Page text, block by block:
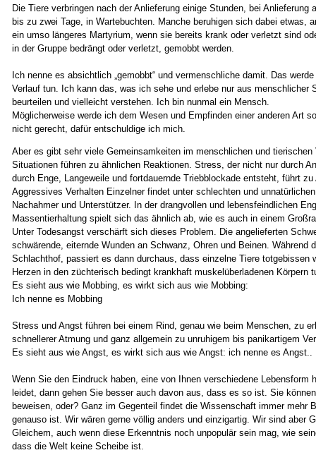
Die Tiere verbringen nach der Anlieferung einige Stunden, bei Anlieferung
bis zu zwei Tage, in Wartebuchten. Manche beruhigen sich dabei etwas,
ein umso längeres Martyrium, wenn sie bereits krank oder verletzt sind
in der Gruppe bedrängt oder verletzt, gemobbt werden.
Ich nenne es absichtlich „gemobbt“ und vermenschliche damit. Das
Verlauf tun. Ich kann das, was ich sehe und erlebe nur aus menschlicher
beurteilen und vielleicht verstehen. Ich bin nunmal ein Mensch.
Möglicherweise werde ich dem Wesen und Empfinden einer anderen Art
nicht gerecht, dafür entschuldige ich mich.
Aber es gibt sehr viele Gemeinsamkeiten im menschlichen und tierischen
Situationen führen zu ähnlichen Reaktionen. Stress, der nicht nur durch
durch Enge, Langeweile und fortdauernde Triebblockade entsteht, führt zu
Aggressives Verhalten Einzelner findet unter schlechten und
Nachahmer und Unterstützer. In der drangvollen und lebensfeindlichen
Massentierhaltung spielt sich das ähnlich ab, wie es auch in einem
Unter Todesangst verschärft sich dieses Problem. Die angelieferten
schwärende, eiternde Wunden an Schwanz, Ohren und Beinen. Während
Schlachthof, passiert es dann durchaus, dass einzelne Tiere totgebissen
Herzen in den züchterisch bedingt krankhaft muskelüberladenen Körpern
Es sieht aus wie Mobbing, es wirkt sich aus wie Mobbing:
Ich nenne es Mobbing
Stress und Angst führen bei einem Rind, genau wie beim Menschen, zu
schnellerer Atmung und ganz allgemein zu unruhigem bis panikartigem
Es sieht aus wie Angst, es wirkt sich aus wie Angst: ich nenne es Angst..
Wenn Sie den Eindruck haben, eine von Ihnen verschiedene Lebensform
leidet, dann gehen Sie besser auch davon aus, dass es so ist. Sie
beweisen, oder? Ganz im Gegenteil findet die Wissenschaft immer mehr
genauso ist. Wir wären gerne völlig anders und einzigartig. Wir sind aber
Gleichem, auch wenn diese Erkenntnis noch unpopulär sein mag, wie
dass die Welt keine Scheibe ist.